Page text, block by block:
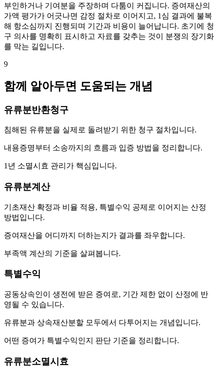
부인하거나 기여분을 주장하며 다툼이 커집니다. 증여재산의
가액 평가가 어긋나면 감정 절차로 이어지고, 1심 결과에 불복
해 항소심까지 진행되며 기간과 비용이 늘어납니다. 초기에 청
구 의사를 명확히 표시하고 자료를 갖추는 것이 분쟁의 장기화
를 막는 길입니다.
9
함께 알아두면 도움되는 개념
유류분반환청구
침해된 유류분을 실제로 돌려받기 위한 청구 절차입니다.
내용증명부터 소송까지의 흐름과 입증 방법을 정리합니다.
1년 소멸시효 관리가 핵심입니다.
유류분계산
기초재산 확정과 비율 적용, 특별수익 공제로 이어지는 산정
방법입니다.
증여재산을 어디까지 더하는지가 결과를 좌우합니다.
부족액 계산의 기준을 살펴봅니다.
특별수익
공동상속인이 생전에 받은 증여로, 기간 제한 없이 산정에 반
영될 수 있습니다.
유류분과 상속재산분할 모두에서 다투어지는 개념입니다.
어떤 증여가 특별수익인지 판단 기준을 정리합니다.
유류분소멸시효